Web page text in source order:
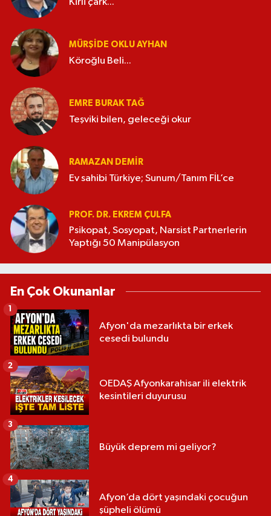
MÜRŞIDE OKLU AYHAN
Köroğlu Beli...
EMRE BURAK TAĞ
Teşviki bilen, geleceği okur
RAMAZAN DEMİR
Ev sahibi Türkiye; Sunum/Tanım FİL’ce
PROF. DR. EKREM ÇULFA
Psikopat, Sosyopat, Narsist Partnerlerin
Yaptığı 50 Manipülasyon
En Çok Okunanlar
Afyon'da mezarlıkta bir erkek
cesedi bulundu
1
OEDAŞ Afyonkarahisar ili elektrik
kesintileri duyurusu
2
Büyük deprem mi geliyor?
3
Afyon’da dört yaşındaki çocuğun
şüpheli ölümü
4